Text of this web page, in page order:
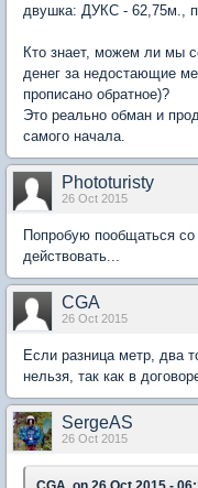
двушка: ДУКС - 62,75м.,
Кто знает, можем ли мы
денег за недостающие
прописано обратное)?
Это реально обман и
самого начала.
Phototuristy
26 Oct 2015
Попробую пообщаться
действовать...
CGA
26 Oct 2015
Если разница метр, два
нельзя, так как в
SergeAS
26 Oct 2015